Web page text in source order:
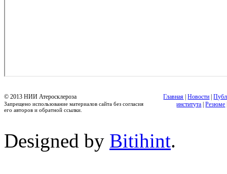
© 2013 НИИ Атеросклероза
Запрещено использование материалов сайта без согласия
его авторов и обратной ссылки.
Главная |Новости |
института |Резюме
Designed by Bitihint.